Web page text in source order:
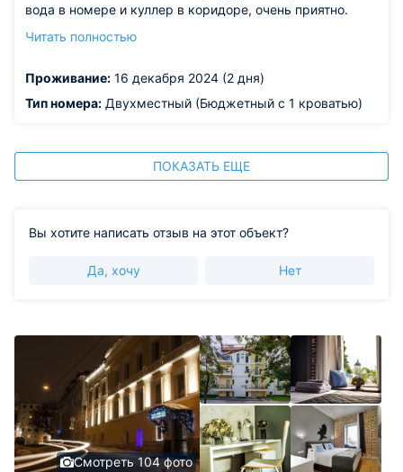
вода в номере и куллер в коридоре, очень приятно.
идеальная, если народ будет активный, то это очень не
слабая вентиляция в ванной. Немного уставший номер...
Ремонт делали по принципу, главное что есть...
Читать полностью
Проживание: 16 декабря 2024 (2 дня)
Тип номера: Двухместный (Бюджетный с 1 кроватью)
ПОКАЗАТЬ ЕЩЕ
Вы хотите написать отзыв на этот объект?
Да, хочу Нет
Смотреть 104 фото